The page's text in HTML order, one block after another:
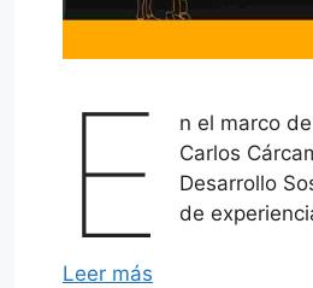
E
n el marco
Carlos
Desarrollo
de
Leer más